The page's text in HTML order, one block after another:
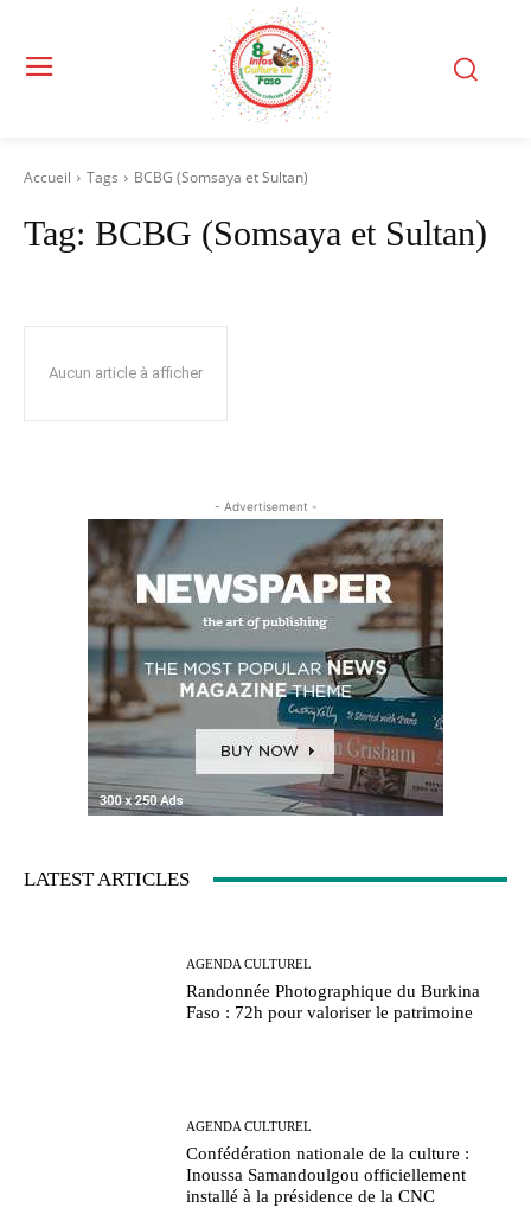
Accueil Tags BCBG (Somsaya et Sultan)
Tag: BCBG (Somsaya et Sultan)
Aucun article à afficher
- Advertisement -
LATEST ARTICLES
AGENDA CULTUREL
Randonnée Photographique du Burkina
Faso : 72h pour valoriser le patrimoine
AGENDA CULTUREL
Confédération nationale de la culture :
Inoussa Samandoulgou officiellement
installé à la présidence de la CNC